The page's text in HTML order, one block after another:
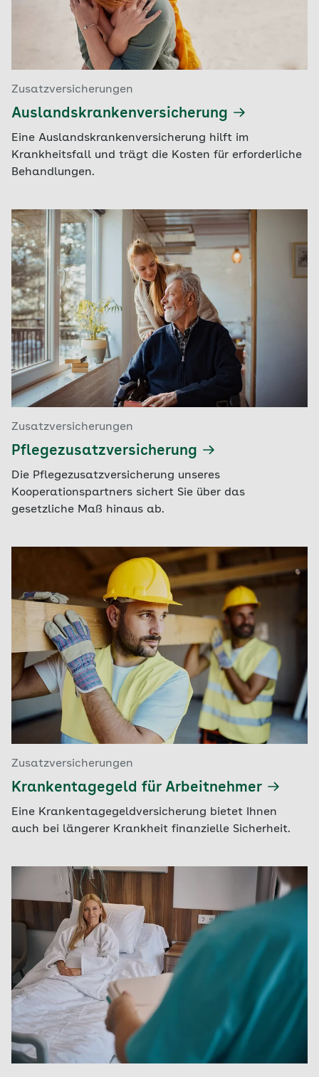
Zusatzversicherungen
Auslandskrankenversicherung
Eine Auslandskrankenversicherung hilft im
Krankheitsfall und trägt die Kosten für erforderliche
Behandlungen.
Zusatzversicherungen
Pflegezusatzversicherung
Die Pflegezusatzversicherung unseres
Kooperationspartners sichert Sie über das
gesetzliche Maß hinaus ab.
Zusatzversicherungen
Krankentagegeld für Arbeitnehmer
Eine Krankentagegeldversicherung bietet Ihnen
auch bei längerer Krankheit finanzielle Sicherheit.